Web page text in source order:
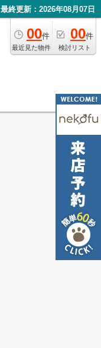
最終更新：2026年08月07日
00件
最近見た物件
00件
検討リスト